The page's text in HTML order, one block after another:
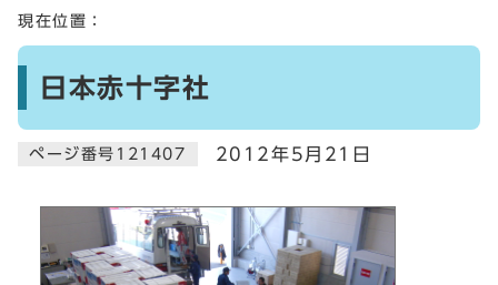
ここから本文です
現在位置：
日本赤十字社
ページ番号121407 2012年5月21日